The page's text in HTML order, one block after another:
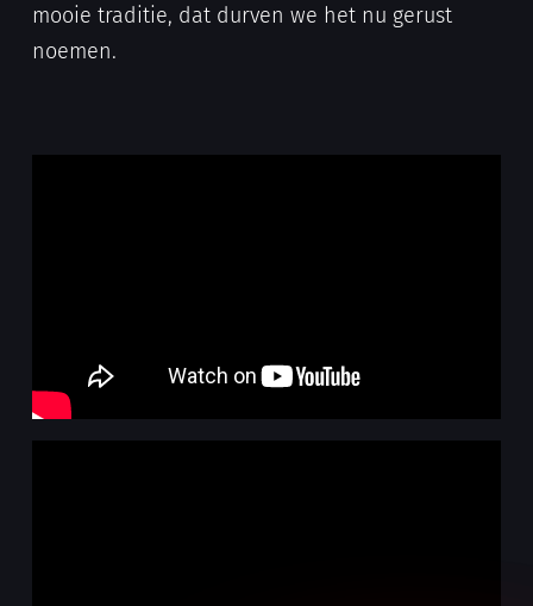
mooie traditie, dat durven we het nu gerust
noemen.